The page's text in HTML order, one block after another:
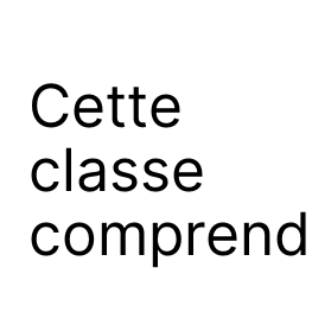
Cette